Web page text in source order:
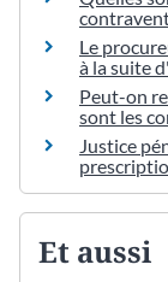
Le
à la suite
Peut-on
sont les
Justice
Et aussi